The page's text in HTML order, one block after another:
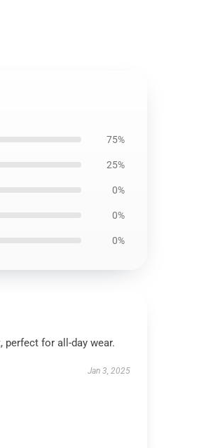
75%
25%
0%
0%
0%
perfect for all-day wear.
Jan 3, 2025